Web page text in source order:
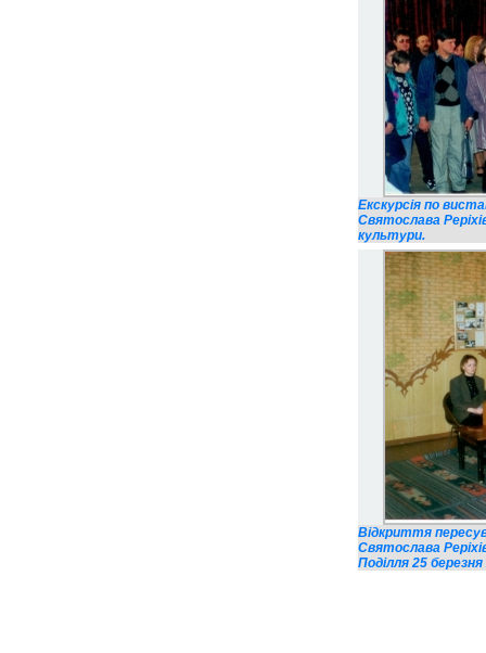
Екскурсія по
Святослава
культури.
Відкриття
Святослава
Поділля 25 березня